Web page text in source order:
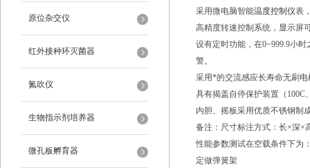
原位杂交仪
红外接种环灭菌器
氮吹仪
生物指示剂培养器
微孔板孵育器
采用微电脑智能温度控制仪表
高精度转速控制系统，显示屏
设有定时功能，在0~999.9小
警。
采用*的交流感应长寿命无刷
具有揭盖自停保护装置（100C
内胆、摇板采用优质不锈钢制
备注：尺寸标注方式：长×深×
性能参数测试在空载条件下为
定做弹簧架